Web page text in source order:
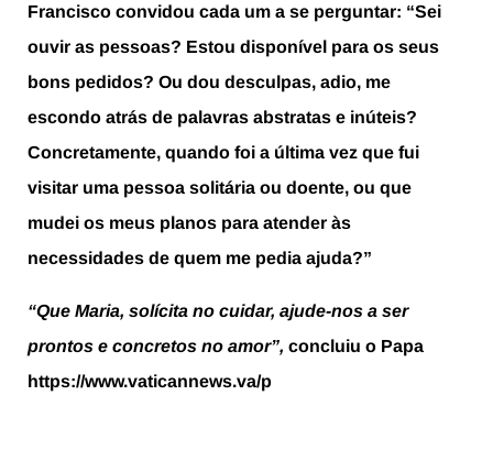
Francisco convidou cada um a se perguntar: “Sei
ouvir as pessoas? Estou disponível para os seus
bons pedidos? Ou dou desculpas, adio, me
escondo atrás de palavras abstratas e inúteis?
Concretamente, quando foi a última vez que fui
visitar uma pessoa solitária ou doente, ou que
mudei os meus planos para atender às
necessidades de quem me pedia ajuda?”
“Que Maria, solícita no cuidar, ajude-nos a ser
prontos e concretos no amor”, concluiu o Papa
https://www.vaticannews.va/p